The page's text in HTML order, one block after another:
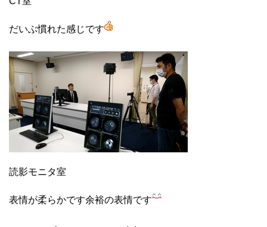
だいぶ慣れた感じです
読影モニタ室
表情が柔らかです余裕の表情です